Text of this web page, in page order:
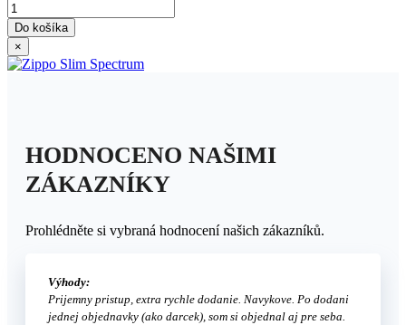
Do košíka
×
HODNOCENO NAŠIMI
ZÁKAZNÍKY
Prohlédněte si vybraná hodnocení našich zákazníků.
Výhody:
Prijemny pristup, extra rychle dodanie. Navykove. Po dodani
jednej objednavky (ako darcek), som si objednal aj pre seba.